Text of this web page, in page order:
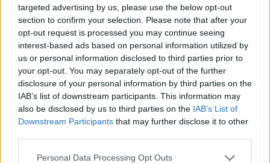
targeted advertising by us, please use the below opt-out
section to confirm your selection. Please note that after your
opt-out request is processed you may continue seeing
interest-based ads based on personal information utilized by
us or personal information disclosed to third parties prior to
your opt-out. You may separately opt-out of the further
disclosure of your personal information by third parties on the
IAB’s list of downstream participants. This information may
also be disclosed by us to third parties on the IAB’s List of
Downstream Participants that may further disclose it to other
Personal Data Processing Opt Outs
tisknout
BEZK využívá agenturní zpravodajství ČTK, která si vyhrazuje
veškerá práva. Publikování nebo další šíření obsahu ze zdrojů ČTK
je výslovně zakázáno bez předchozího písemného souhlasu ze
strany ČTK.
Dále čtěte |